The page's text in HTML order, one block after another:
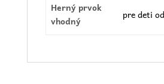
Herný prvok
vhodný
pre deti